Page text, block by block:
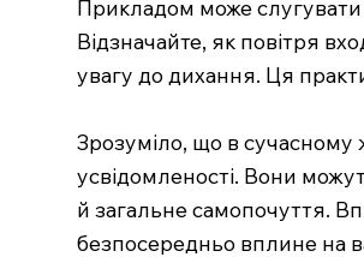
Прикладом може слугувати
Відзначайте, як повітря
увагу до дихання. Ця
Зрозуміло, що в сучасному
усвідомленості. Вони
й загальне самопочуття.
безпосередньо вплине на